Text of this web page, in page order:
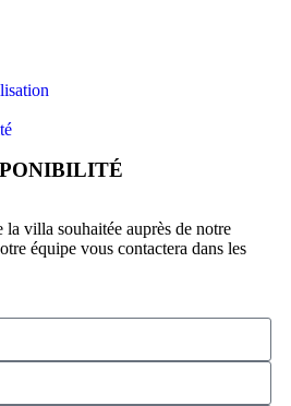
villa souhaitée auprès de notre
équipe vous contactera dans les